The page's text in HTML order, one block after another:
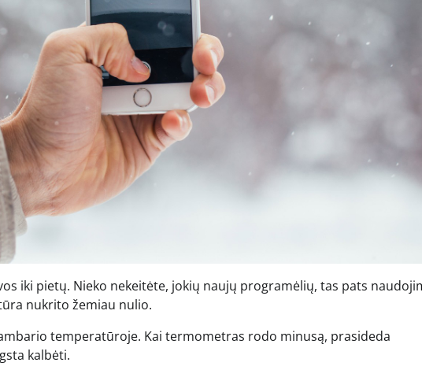
iki pietų. Nieko nekeitėte, jokių naujų programėlių, tas pats
nukrito žemiau nulio.
temperatūroje. Kai termometras rodo minusą, prasideda
kalbėti.